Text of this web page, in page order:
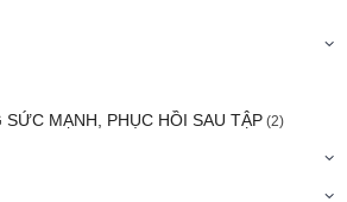
SỨC MẠNH, PHỤC HỒI SAU TẬP (2)